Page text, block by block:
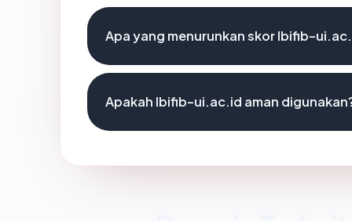
Apa yang menurunkan skor lbifib-
Apakah lbifib-ui.ac.id aman